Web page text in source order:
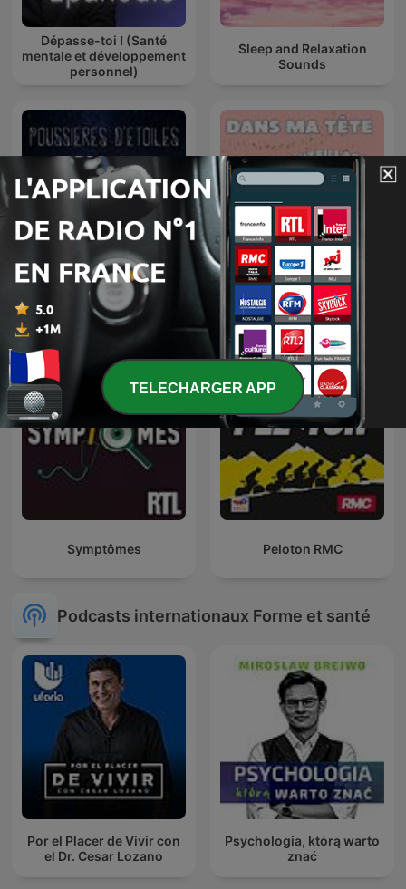
Dépasse-toi ! (Santé
mentale et développement
personnel)
Sleep and Relaxation
Sounds
Poussières d'étoiles
Dans ma tête, y’a des
embouteillages ! Bulles de
calme pour cerveaux
agités
Symptômes Peloton RMC
Podcasts internationaux Forme et santé
Por el Placer de Vivir con
el Dr. Cesar Lozano
Psychologia, którą warto
znać
TELECHARGER APP